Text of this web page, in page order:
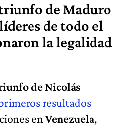
de Maduro
de todo el
la legalidad
de Nicolás
resultados
en Venezuela,